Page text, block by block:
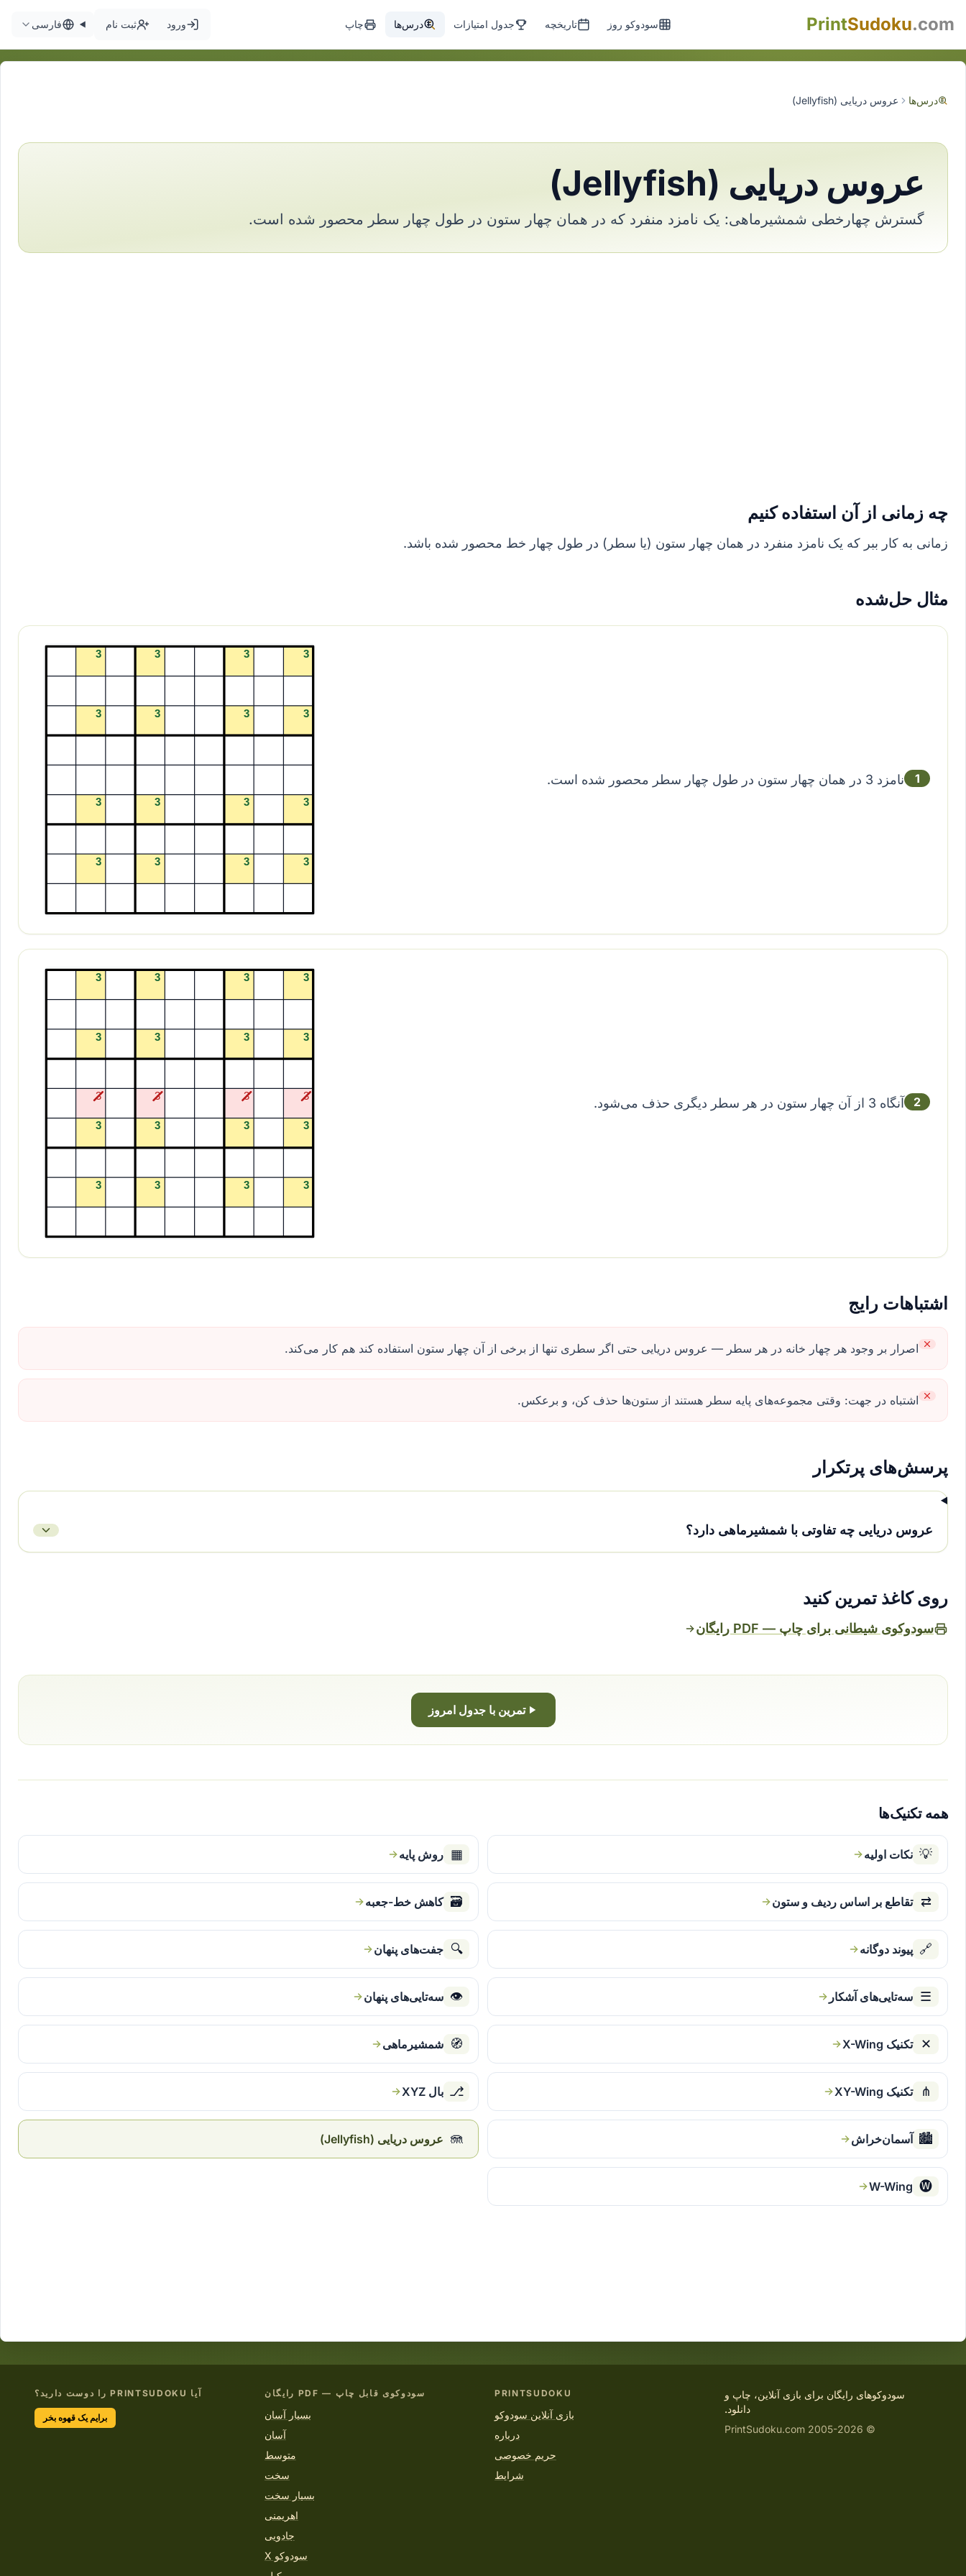
PrintSudoku.com سودوکو روز تاریخچه جدول امتیازات درس‌ها چاپ ورود ثبت نام فارسی
درس‌ها عروس دریایی (Jellyfish)
عروس دریایی (Jellyfish)
گسترش چهارخطی شمشیرماهی: یک نامزد منفرد که در همان چهار ستون در طول چهار سطر محصور شده است.
چه زمانی از آن استفاده کنیم
زمانی به کار ببر که یک نامزد منفرد در همان چهار ستون (یا سطر) در طول چهار خط محصور شده باشد.
مثال حل‌شده
1 نامزد 3 در همان چهار ستون در طول چهار سطر محصور شده است.
2 آنگاه 3 از آن چهار ستون در هر سطر دیگری حذف می‌شود.
اشتباهات رایج
اصرار بر وجود هر چهار خانه در هر سطر — عروس دریایی حتی اگر سطری تنها از برخی از آن چهار ستون استفاده کند هم کار می‌کند.
اشتباه در جهت: وقتی مجموعه‌های پایه سطر هستند از ستون‌ها حذف کن، و برعکس.
پرسش‌های پرتکرار
عروس دریایی چه تفاوتی با شمشیرماهی دارد؟
روی کاغذ تمرین کنید
سودوکوی شیطانی برای چاپ — PDF رایگان
تمرین با جدول امروز
همه تکنیک‌ها
💡 نکات اولیه ▦ روش پایه
⇄ تقاطع بر اساس ردیف و ستون 🗃 کاهش خط-جعبه
🔗 پیوند دوگانه 🔍 جفت‌های پنهان
☰ سه‌تایی‌های آشکار 👁 سه‌تایی‌های پنهان
✕ تکنیک X-Wing 🧭 شمشیرماهی
⋔ تکنیک XY-Wing ⎇ بال XYZ
🏙 آسمان‌خراش 🪼 عروس دریایی (Jellyfish)
🅦
W-Wing
سودوکوهای رایگان برای بازی آنلاین، چاپ و
دانلود.
© 2005-2026 PrintSudoku.com
PRINTSUDOKU
بازی آنلاین سودوکو
درباره
حریم خصوصی
شرایط
سودوکوی قابل چاپ — PDF رایگان
بسیار آسان
آسان
متوسط
سخت
بسیار سخت
اهریمنی
جادویی
سودوکو X
آیا PRINTSUDOKU را دوست دارید؟
برایم یک قهوه بخر